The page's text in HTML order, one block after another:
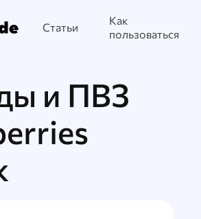
Статьи
Как
пользоваться
и ПВЗ